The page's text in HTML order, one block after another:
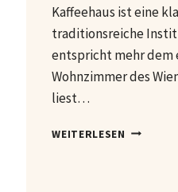
Kaffeehaus ist eine
traditionsreiche
entspricht mehr
Wohnzimmer des
liest…
WEITERLESEN DAS